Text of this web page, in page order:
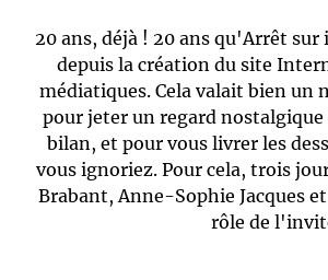
Le médiateur
20 ans, déjà ! 20 ans qu'Arrêt
depuis la création du site
médiatiques. Cela valait bien un
pour jeter un regard
bilan, et pour vous livrer les
vous ignoriez. Pour cela, trois
Brabant, Anne-Sophie Jacques
rôle de